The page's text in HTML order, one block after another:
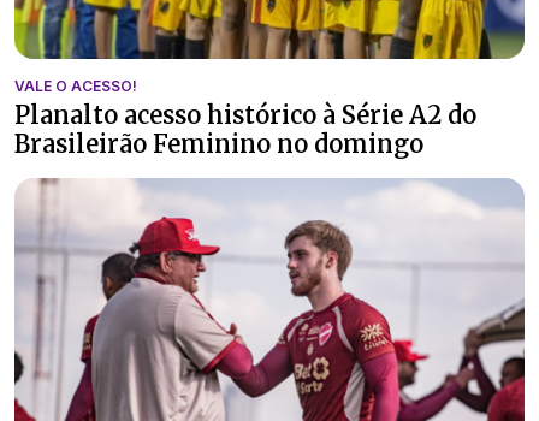
VALE O ACESSO!
Planalto acesso histórico à Série A2 do
Brasileirão Feminino no domingo